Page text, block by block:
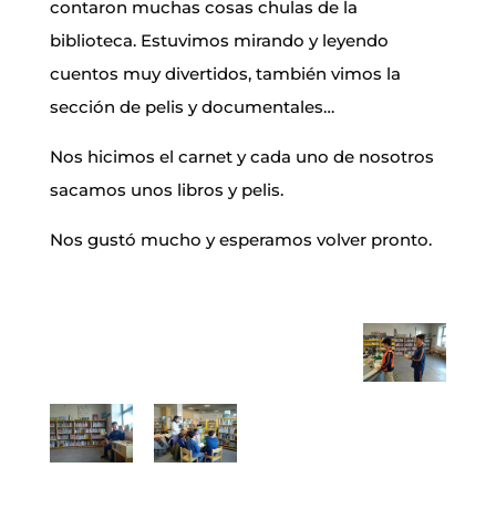
contaron muchas cosas chulas de la
biblioteca. Estuvimos mirando y leyendo
cuentos muy divertidos, también vimos la
sección de pelis y documentales…
Nos hicimos el carnet y cada uno de nosotros
sacamos unos libros y pelis.
Nos gustó mucho y esperamos volver pronto.